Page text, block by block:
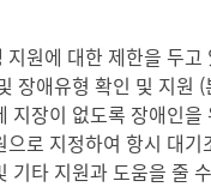
원에 대한 제한을 두
장애유형 확인 및 지원
지장이 없도록 장애인
로 지정하여 항시 대기
기타 지원과 도움을 줄